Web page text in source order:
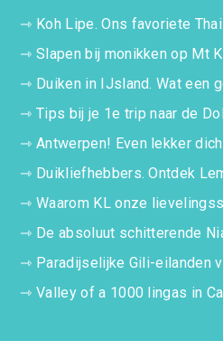
⇾ Koh Lipe. Ons favoriete
⇾Slapen bij monikken op Mt
⇾ Duiken in IJsland. Wat een
⇾Tips bij je 1e trip naar de
⇾Antwerpen! Even lekker
⇾ Duikliefhebbers. Ontdek
⇾Waarom KL onze
⇾ De absoluut schitterende
⇾ Paradijselijke Gili-eilanden
⇾Valley of a 1000 lingas in